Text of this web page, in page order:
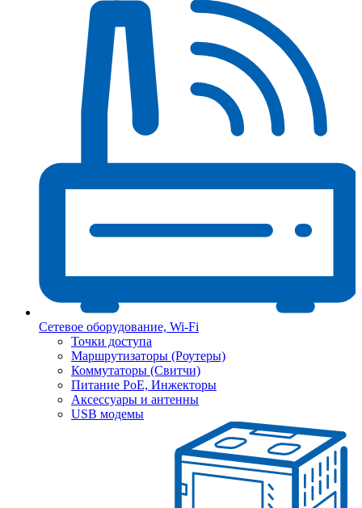
Сетевое оборудование, Wi-Fi
Точки доступа
Маршрутизаторы (Роутеры)
Коммутаторы (Свитчи)
Питание PoE, Инжекторы
Аксессуары и антенны
USB модемы